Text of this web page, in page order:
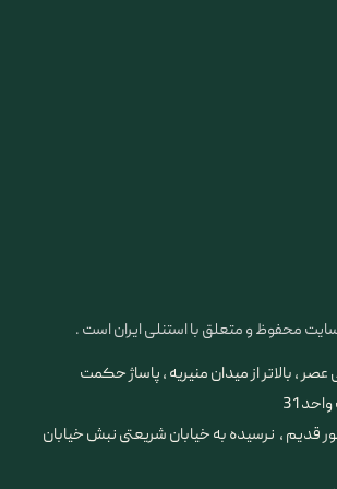
محفوظ و متعلق با استنلی ایران است .
عصر ، بالاتر از میدان منیریه ، پاساژ حکمت
31
قدیم ، نرسیده به خیابان شریعتی نبش خیابان